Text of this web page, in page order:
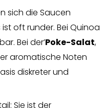
sich die Saucen
oft runder. Bei Quinoa
Bei der’Poke-Salat,
aromatische Noten
diskreter und
Sie ist der